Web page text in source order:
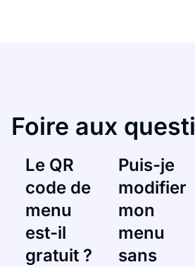
Foire aux
Le QR
code de
menu
est-il
gratuit ?
Puis-je
modifier
mon
menu
sans